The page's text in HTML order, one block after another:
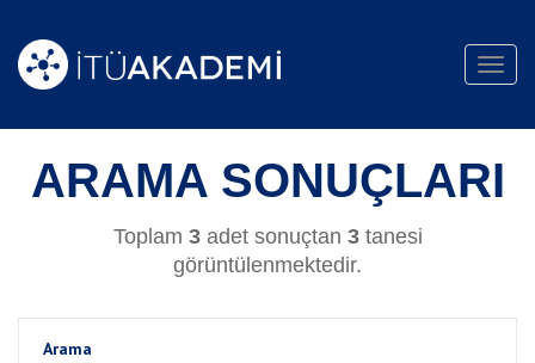
ARAMA SONUÇLARI
Toplam 3adet sonuçtan 3tanesi
görüntülenmektedir.
Arama